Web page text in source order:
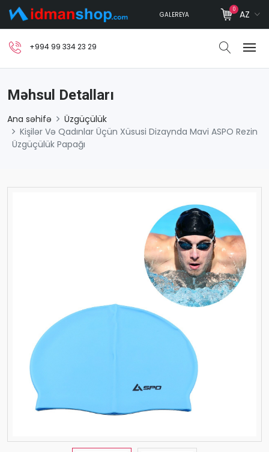
GALEREYA
0 AZ
+994 99 334 23 29
Məhsul Detalları
Ana səhifə
Üzgüçülük
Kişilər Və Qadınlar Üçün Xüsusi Dizaynda Mavi ASPO Rezin
Üzgüçülük Papağı